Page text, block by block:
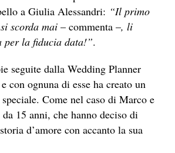
a Giulia Alessandri: “Il primo
scorda mai – commenta –, li
per la fiducia data!”.
seguite dalla Wedding Planner
con ognuna di esse ha creato un
Come nel caso di Marco e
15 anni, che hanno deciso di
d’amore con accanto la sua